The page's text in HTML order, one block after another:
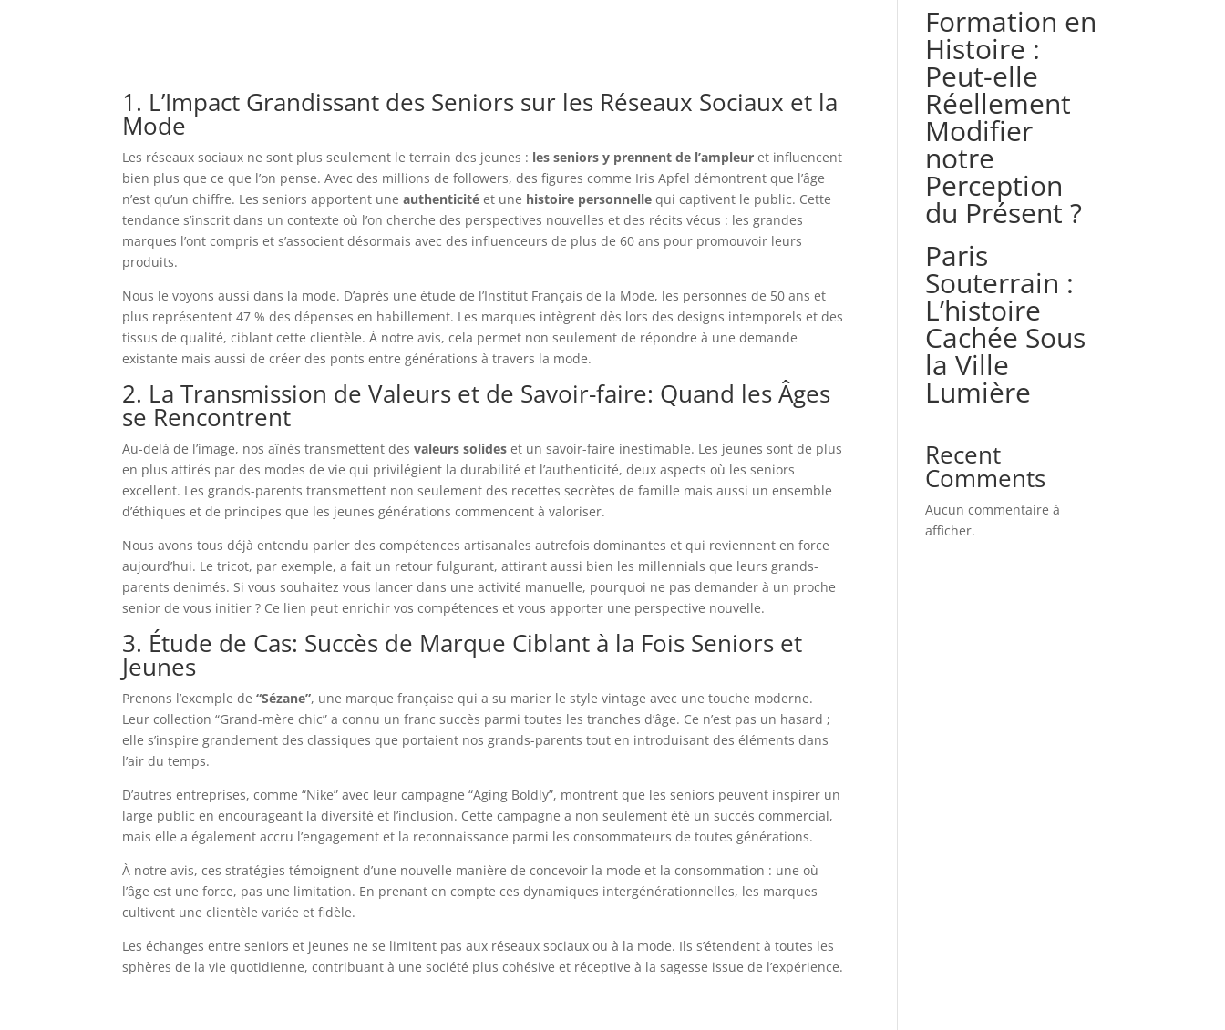
1. L’Impact Grandissant des Seniors sur les Réseaux Sociaux et la
Mode
Les réseaux sociaux ne sont plus seulement le terrain des jeunes : les seniors y prennent de l’ampleur et influencent
bien plus que ce que l’on pense. Avec des millions de followers, des figures comme Iris Apfel démontrent que l’âge
n’est qu’un chiffre. Les seniors apportent uneauthenticité et une histoire personnelle qui captivent le public. Cette
tendance s’inscrit dans un contexte où l’on cherche des perspectives nouvelles et des récits vécus : les grandes
marques l’ont compris et s’associent désormais avec des influenceurs de plus de 60 ans pour promouvoir leurs
produits.
Nous le voyons aussi dans la mode. D’après une étude de l’Institut Français de la Mode, les personnes de 50 ans et
plus représentent 47 % des dépenses en habillement. Les marques intègrent dès lors des designs intemporels et des
tissus de qualité, ciblant cette clientèle. À notre avis, cela permet non seulement de répondre à une demande
existante mais aussi de créer des ponts entre générations à travers la mode.
2. La Transmission de Valeurs et de Savoir-faire: Quand les Âges
se Rencontrent
Au-delà de l’image, nos aînés transmettent desvaleurs solides et un savoir-faire inestimable. Les jeunes sont de plus
en plus attirés par des modes de vie qui privilégient la durabilité et l’authenticité, deux aspects où les seniors
excellent. Les grands-parents transmettent non seulement des recettes secrètes de famille mais aussi un ensemble
d’éthiques et de principes que les jeunes générations commencent à valoriser.
Nous avons tous déjà entendu parler des compétences artisanales autrefois dominantes et qui reviennent en force
aujourd’hui. Le tricot, par exemple, a fait un retour fulgurant, attirant aussi bien les millennials que leurs grands-
parents denimés. Si vous souhaitez vous lancer dans une activité manuelle, pourquoi ne pas demander à un proche
senior de vous initier ? Ce lien peut enrichir vos compétences et vous apporter une perspective nouvelle.
3. Étude de Cas: Succès de Marque Ciblant à la Fois Seniors et
Jeunes
Prenons l’exemple de“Sézane”, une marque française qui a su marier le style vintage avec une touche moderne.
Leur collection “Grand-mère chic” a connu un franc succès parmi toutes les tranches d’âge. Ce n’est pas un hasard ;
elle s’inspire grandement des classiques que portaient nos grands-parents tout en introduisant des éléments dans
l’air du temps.
D’autres entreprises, comme “Nike” avec leur campagne “Aging Boldly”, montrent que les seniors peuvent inspirer un
large public en encourageant la diversité et l’inclusion. Cette campagne a non seulement été un succès commercial,
mais elle a également accru l’engagement et la reconnaissance parmi les consommateurs de toutes générations.
À notre avis, ces stratégies témoignent d’une nouvelle manière de concevoir la mode et la consommation : une où
l’âge est une force, pas une limitation. En prenant en compte ces dynamiques intergénérationnelles, les marques
cultivent une clientèle variée et fidèle.
Les échanges entre seniors et jeunes ne se limitent pas aux réseaux sociaux ou à la mode. Ils s’étendent à toutes les
sphères de la vie quotidienne, contribuant à une société plus cohésive et réceptive à la sagesse issue de l’expérience.
Formation en
Histoire :
Peut-elle
Réellement
Modifier
notre
Perception
du Présent ?
Paris
Souterrain :
L’histoire
Cachée Sous
la Ville
Lumière
Recent
Comments
Aucun commentaire à
afficher.